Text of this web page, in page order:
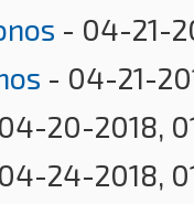
- 04-21-
- 04-21-
20-2018,
24-2018,